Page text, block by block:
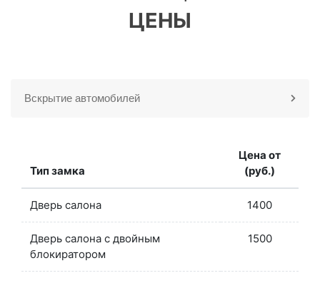
ЦЕНЫ
Вскрытие автомобилей
Тип замка
Цена от
(руб.)
Дверь салона 1400
Дверь салона с двойным
блокиратором
1500